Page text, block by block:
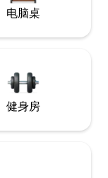
电脑桌
健身房